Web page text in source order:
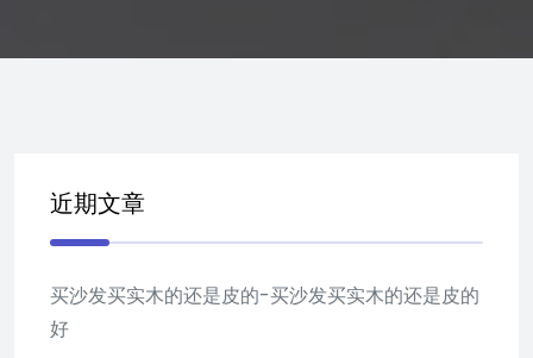
近期文章
买沙发买实木的还是皮的-买沙发买实木的还是皮的
好